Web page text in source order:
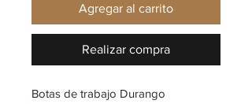
Agregar al carrito
Realizar compra
Botas de trabajo Durango